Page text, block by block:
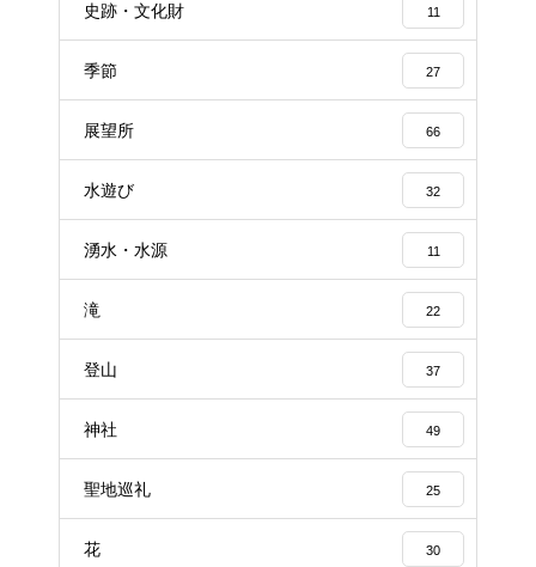
史跡・文化財 11
季節 27
展望所 66
水遊び 32
湧水・水源 11
滝 22
登山 37
神社 49
聖地巡礼 25
花 30